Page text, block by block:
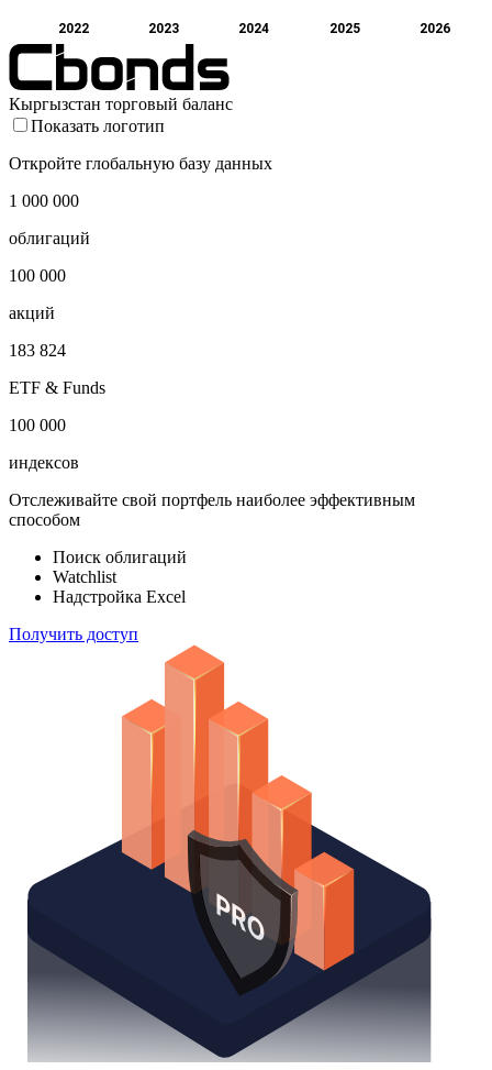
2022 2023 2024 2025 2026
Кыргызстан торговый баланс
Показать логотип
Откройте глобальную базу данных
1 000 000
облигаций
100 000
акций
183 824
ETF & Funds
100 000
индексов
Отслеживайте свой портфель наиболее эффективным
способом
Поиск облигаций
Watchlist
Надстройка Excel
Получить доступ